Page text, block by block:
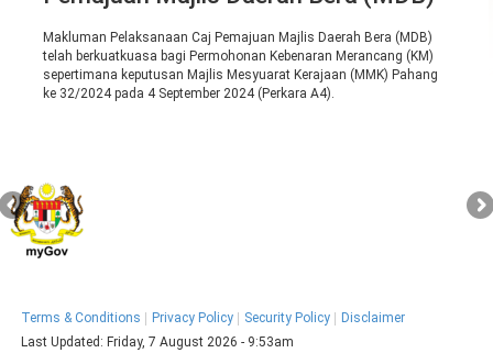
Makluman Pelaksanaan Caj Pemajuan Majlis Daerah Bera (MDB)
telah berkuatkuasa bagi Permohonan Kebenaran Merancang (KM)
sepertimana keputusan Majlis Mesyuarat Kerajaan (MMK) Pahang
ke 32/2024 pada 4 September 2024 (Perkara A4).
Terms & Conditions Privacy Policy Security Policy
Disclaimer
Last Updated:Friday, 7 August 2026 - 9:53am